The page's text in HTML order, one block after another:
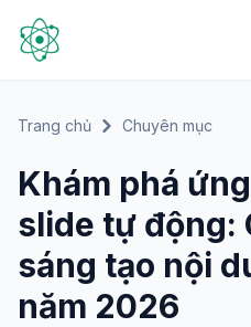
Trang chủ Chuyên mục
Khám phá
slide tự động:
sáng tạo nội
năm 2026